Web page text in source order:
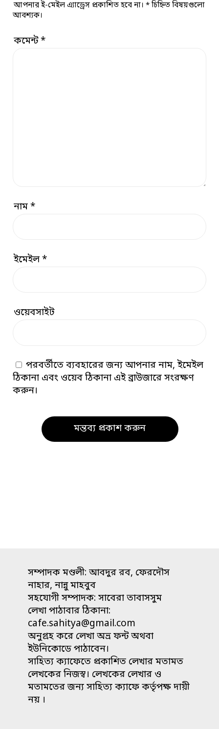
আপনার ই-মেইল এ্যাড্রেস প্রকাশিত হবে না। *চিহ্নিত বিষয়গুলো
আবশ্যক।
কমেন্ট*
নাম*
ইমেইল*
ওয়েবসাইট
পরবর্তীতে ব্যবহারের জন্য আপনার নাম, ইমেইল
ঠিকানা এবং ওয়েব ঠিকানা এই ব্রাউজারে সংরক্ষণ
করুন।
সম্পাদক মণ্ডলী: আবদুর রব, ফেরদৌস
নাহার, নান্নু মাহবুব
সহযোগী সম্পাদক: সাবেরা তাবাসসুম
লেখা পাঠাবার ঠিকানা:
cafe.sahitya@gmail.com
অনুগ্রহ করে লেখা অভ্র ফন্ট অথবা
ইউনিকোডে পাঠাবেন।
সাহিত্য ক্যাফেতে প্রকাশিত লেখার মতামত
লেখকের নিজস্ব। লেখকের লেখার ও
মতামতের জন্য সাহিত্য ক্যাফে কর্তৃপক্ষ দায়ী
নয় ।